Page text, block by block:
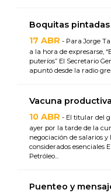
Boquitas pintadas
17 ABR - Para Jorge
a la hora de expresarse,
puteríos” El Secretario
apuntó desde la radio
Vacuna productiva
10 ABR - El titular del
ayer por la tarde de la
negociación de salarios
considerados esenciales
Petróleo...
Puenteo y